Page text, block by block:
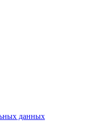
данных